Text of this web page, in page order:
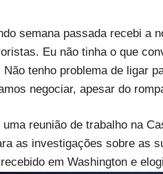
semana passada recebi a
Eu não tinha o que
tenho problema de ligar
negociar, apesar do
reunião de trabalho na
as investigações sobre as
em Washington e